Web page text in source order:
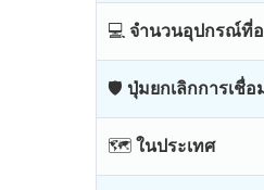
💻 จำนวนอุปกรณ์ที่
🛡 ปุ่มยกเลิกการเชื่อ
🗺 ในประเทศ